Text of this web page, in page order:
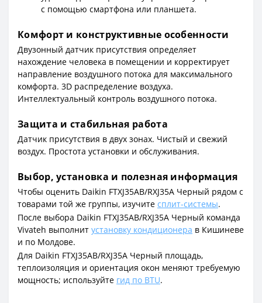
с помощью смартфона или планшета.
Комфорт и конструктивные особенности
Двузонный датчик присутствия определяет
нахождение человека в помещении и корректирует
направление воздушного потока для максимального
комфорта. 3D распределение воздуха.
Интеллектуальный контроль воздушного потока.
Защита и стабильная работа
Датчик присутствия в двух зонах. Чистый и свежий
воздух. Простота установки и обслуживания.
Выбор, установка и полезная информация
Чтобы оценить Daikin FTXJ35AB/RXJ35A Черный рядом с
товарами той же группы, изучите сплит-системы.
После выбора Daikin FTXJ35AB/RXJ35A Черный команда
Vivateh выполнит установку кондиционера в Кишиневе
и по Молдове.
Для Daikin FTXJ35AB/RXJ35A Черный площадь,
теплоизоляция и ориентация окон меняют требуемую
мощность; используйте гид по BTU.